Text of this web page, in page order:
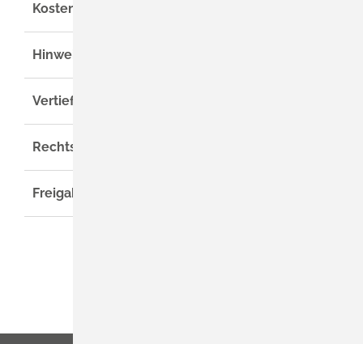
Kosten
Hinweise
Vertiefende Informationen
Rechtsgrundlage
Freigabevermerk